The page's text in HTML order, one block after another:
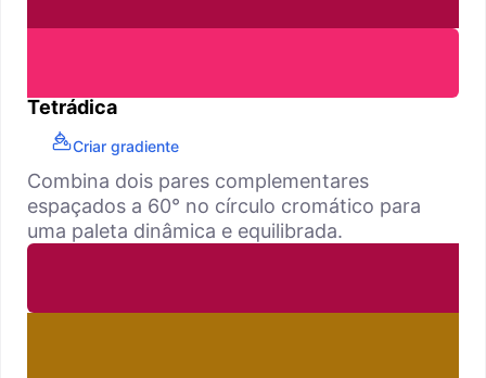
Tetrádica
Criar gradiente
Combina dois pares complementares
espaçados a 60° no círculo cromático para
uma paleta dinâmica e equilibrada.